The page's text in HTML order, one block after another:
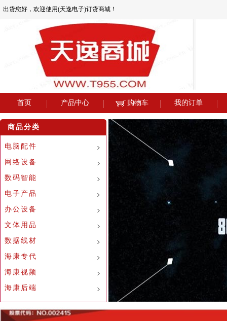
出货您好，欢迎使用(天逸电子)订货商城！
首页 产品中心 购物车 我的订单
商品分类
电脑配件
网络设备
数码智能
电子产品
办公设备
文体用品
数据线材
海康专代
海康视频
海康后端